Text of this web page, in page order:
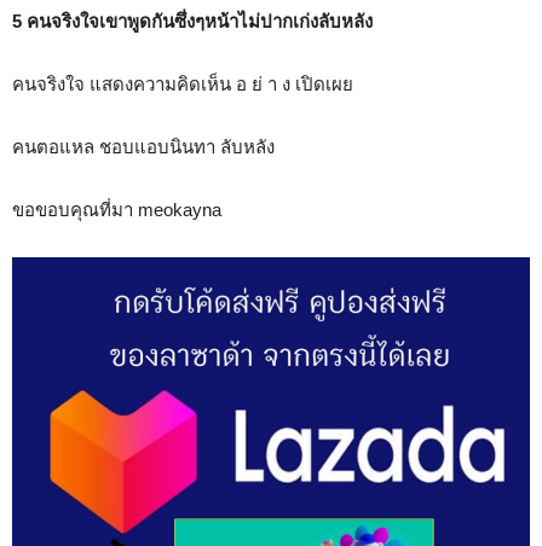
5 คนจริงใจเขาพูดกันซึ่งๆหน้าไม่ปากเก่งลับหลัง
คนจริงใจ แสดงความคิดเห็น อ ย่ า ง เปิดเผย
คนตอแหล ชอบแอบนินทา ลับหลัง
ขอขอบคุณที่มา meokayna